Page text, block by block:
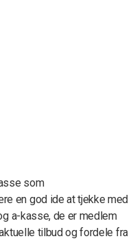
som
en god ide at tjekke med
a-kasse, de er medlem
tilbud og fordele fra